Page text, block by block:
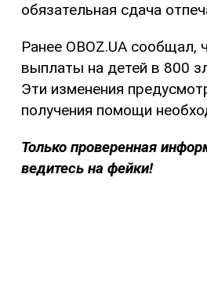
обязательная сдача
Ранее OBOZ.UA
выплаты на детей в 800
Эти изменения
получения помощи
Только проверенная
ведитесь на фейки!